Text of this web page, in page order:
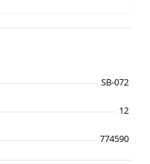
SB-072
12
774590